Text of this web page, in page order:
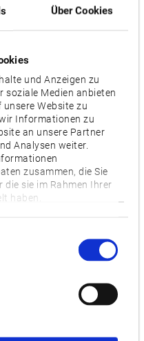
Über Cookies
und Anzeigen zu
soziale Medien anbieten
Website zu
Informationen zu
an unsere Partner
Analysen weiter.
zusammen, die Sie
sie im Rahmen Ihrer
haben.